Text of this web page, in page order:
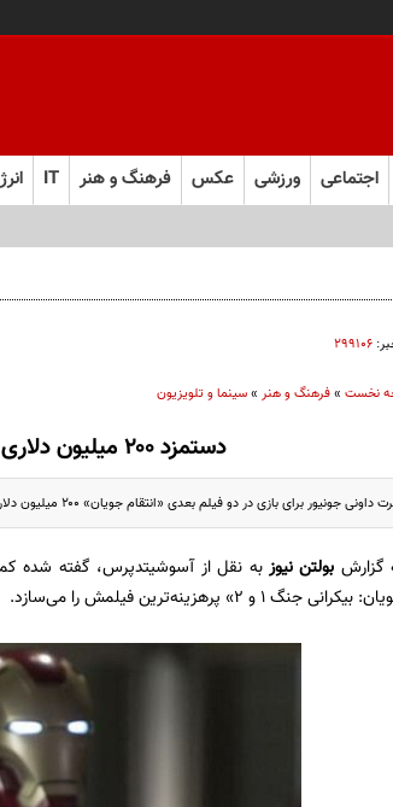
اجتماعی ورزشی عکس فرهنگ و هنر IT
روایت تناقض‌های محسن قرایی
۲۹۹۱۰۶
نخست»فرهنگ و هنر»سینما و تلویزیون
دستمزد ۲۰۰ میلیون دلاری رابرت داونی جونیور برای «انتقام‌جویان»
داونی جونیور برای بازی در دو فیلم بعدی «انتقام جویان» ۲۰۰ میلیون دلار دستمزد می‌گیرد.
گزارش بولتن نیوزبه نقل از آسوشیتدپرس، گفته شده
بیکرانی جنگ ۱ و ۲» پرهزینه‌ترین فیلمش را می‌سازد.